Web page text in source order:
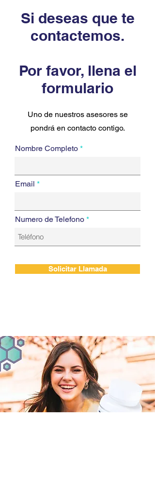
Si deseas que te
contactemos.
Por favor, llena el
formulario
Uno de nuestros asesores se
pondrá en contacto contigo.
Nombre Completo
Email
Numero de Telefono
Solicitar Llamada